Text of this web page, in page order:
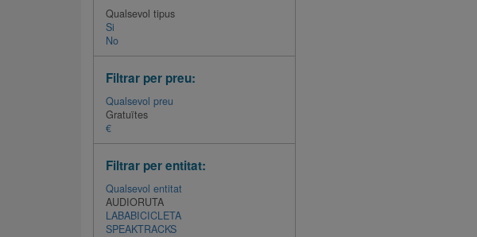
Qualsevol tipus
Si
No
Filtrar per preu:
Qualsevol preu
Gratuïtes
€
Filtrar per entitat:
Qualsevol entitat
AUDIORUTA
LABABICICLETA
SPEAKTRACKS